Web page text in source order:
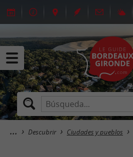
Descubrir Ciudades y pueblos